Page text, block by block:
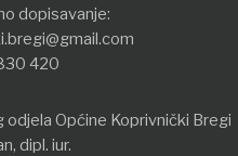
dopisavanje:
420
Općine Koprivnički Bregi
dipl. iur.